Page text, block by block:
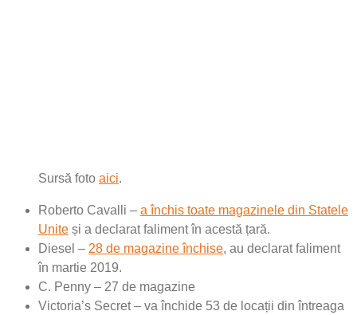
Sursă foto aici.
Roberto Cavalli – a închis toate magazinele din Statele
Unite și a declarat faliment în acestă țară.
Diesel – 28 de magazine închise, au declarat faliment
în martie 2019.
C. Penny – 27 de magazine
Victoria’s Secret – va închide 53 de locații din întreaga